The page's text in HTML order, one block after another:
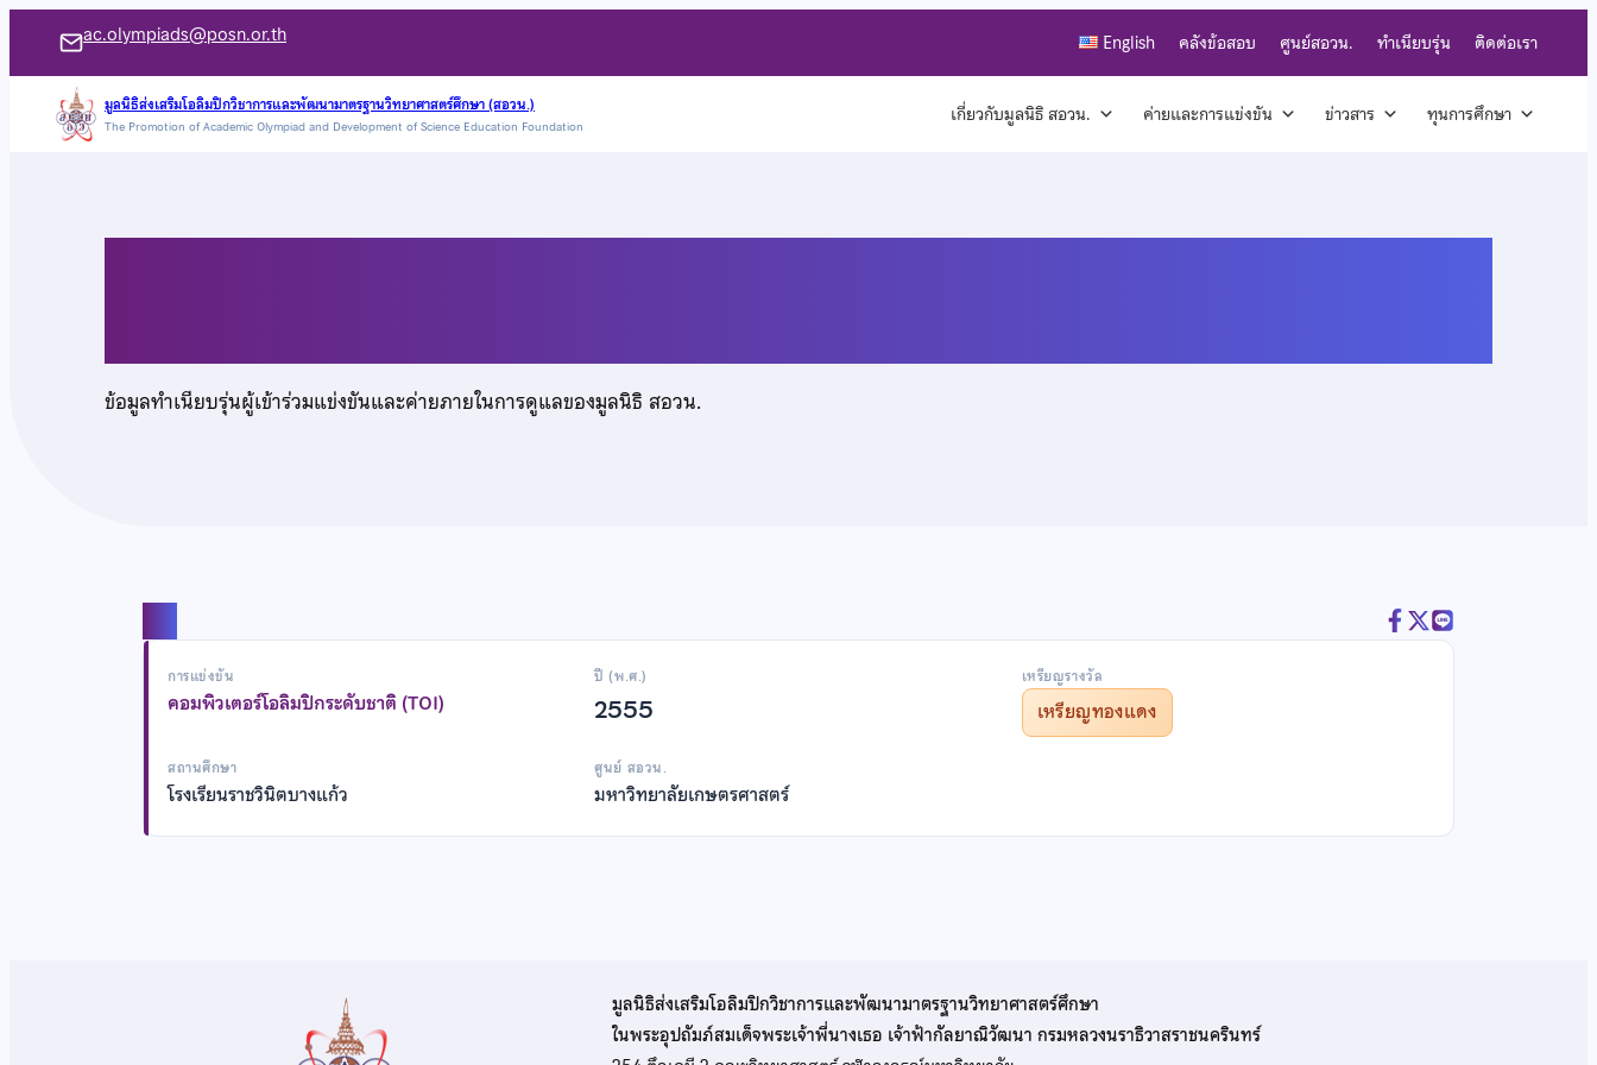
เนื้อหา
ac.olympiads@posn.or.th English คลังข้อสอบ ศูนย์สอวน. ทำเนียบรุ่น ติดต่อเรา
มูลนิธิส่งเสริมโอลิมปิกวิชาการและพัฒนามาตรฐานวิทยาศาสตร์ศึกษา (สอวน.)
The Promotion of Academic Olympiad and Development of Science Education Foundation เกี่ยวกับมูลนิธิ สอวน. ค่ายและการแข่งขัน ข่าวสาร ทุนการศึกษา
ข้อมูลทำเนียบรุ่นผู้เข้าร่วมแข่งขันและค่ายภายในการดูแลของมูลนิธิ สอวน.
การแข่งขัน
คอมพิวเตอร์โอลิมปิกระดับชาติ (TOI)
ปี (พ.ศ.)
2555
เหรียญรางวัล
เหรียญทองแดง
สถานศึกษา
โรงเรียนราชวินิตบางแก้ว
ศูนย์ สอวน.
มหาวิทยาลัยเกษตรศาสตร์
มูลนิธิส่งเสริมโอลิมปิกวิชาการและพัฒนามาตรฐานวิทยาศาสตร์ศึกษา
ในพระอุปถัมภ์สมเด็จพระเจ้าพี่นางเธอ เจ้าฟ้ากัลยาณิวัฒนา กรมหลวงนราธิวาสราชนครินทร์